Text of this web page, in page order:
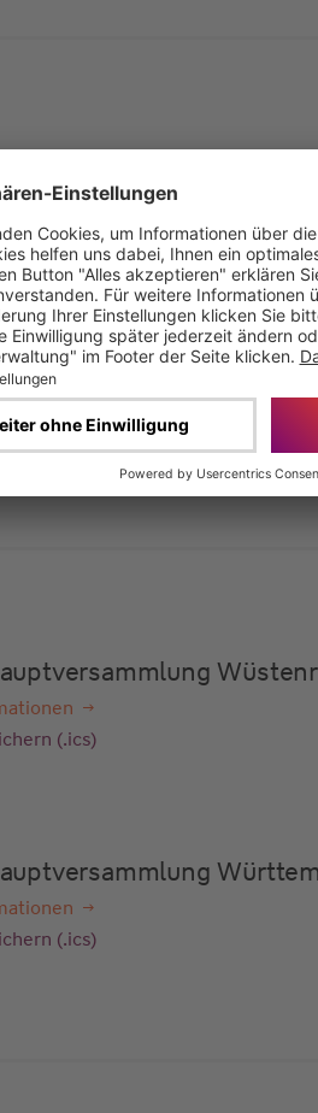
(.ics)
(.ics)
(.ics)
(.ics)